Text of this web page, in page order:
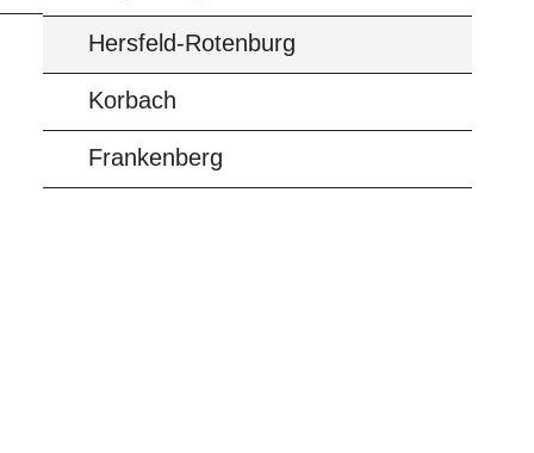
Hersfeld-Rotenburg
Korbach
Frankenberg